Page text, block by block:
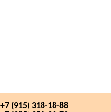
+7 (915) 318-18-88